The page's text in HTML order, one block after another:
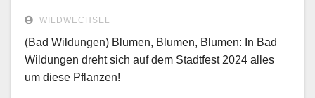
WILDWECHSEL
(Bad Wildungen) Blumen, Blumen, Blumen: In Bad
Wildungen dreht sich auf dem Stadtfest 2024 alles
um diese Pflanzen!